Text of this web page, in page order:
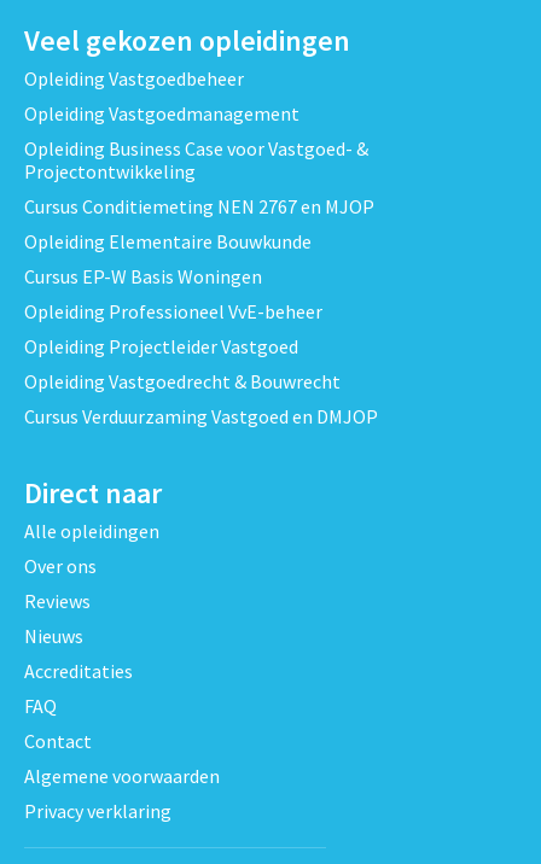
Veel gekozen opleidingen
Opleiding Vastgoedbeheer
Opleiding Vastgoedmanagement
Opleiding Business Case voor Vastgoed- &
Projectontwikkeling
Cursus Conditiemeting NEN 2767 en MJOP
Opleiding Elementaire Bouwkunde
Cursus EP-W Basis Woningen
Opleiding Professioneel VvE-beheer
Opleiding Projectleider Vastgoed
Opleiding Vastgoedrecht & Bouwrecht
Cursus Verduurzaming Vastgoed en DMJOP
Direct naar
Alle opleidingen
Over ons
Reviews
Nieuws
Accreditaties
FAQ
Contact
Algemene voorwaarden
Privacy verklaring